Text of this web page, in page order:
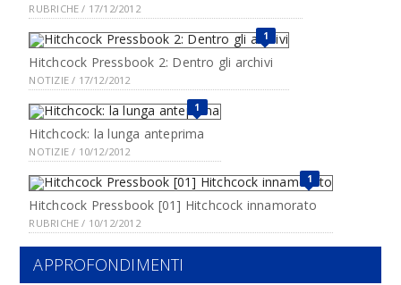
RUBRICHE / 17/12/2012
1
Hitchcock Pressbook 2: Dentro gli archivi
NOTIZIE / 17/12/2012
1
Hitchcock: la lunga anteprima
NOTIZIE / 10/12/2012
1
Hitchcock Pressbook [01] Hitchcock innamorato
RUBRICHE / 10/12/2012
APPROFONDIMENTI